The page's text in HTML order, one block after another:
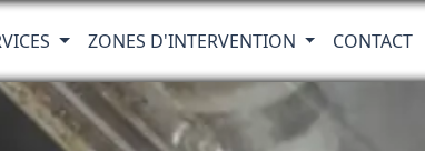
ZONES D'INTERVENTION CONTACT